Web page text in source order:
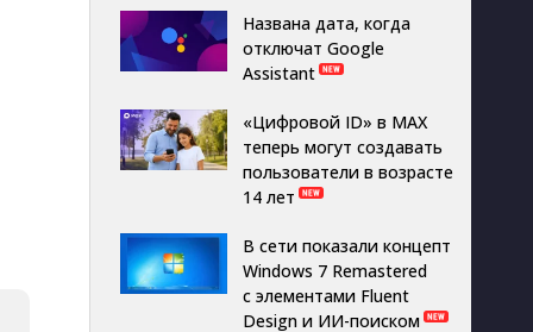
Названа дата, когда
отключат Google
Assistant
«Цифровой ID» в MAX
теперь могут создавать
пользователи в возрасте
14 лет
В сети показали концепт
Windows 7 Remastered
с элементами Fluent
Design и ИИ-поиском